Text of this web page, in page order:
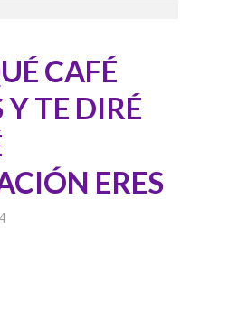
CAFÉ
TE DIRÉ
ERES